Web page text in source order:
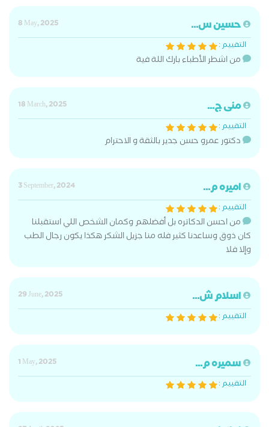
حسين س...
8 May, 2025
التقييم :
من اشطر الأطباء بارك اللة فية
منى ج...
18 March, 2025
التقييم :
دكتور عمرو حسن جدير بالثقة و الاحترام
اميره م...
3 September, 2024
التقييم :
من احسن الدكاتره بل أفضلهم وكمان الشخص اللي استقبلنا
كان ذوق وساعدنا كثير فله منا جزيل الشكر هكذا يكون رجال الطب
وإلا فلا
اسلام ش...
29 June, 2025
التقييم :
سميره م...
1 May, 2025
التقييم :